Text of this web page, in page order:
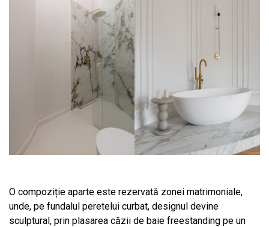
O compoziție aparte este rezervată zonei matrimoniale,
unde, pe fundalul peretelui curbat, designul devine
sculptural, prin plasarea căzii de baie freestanding pe un